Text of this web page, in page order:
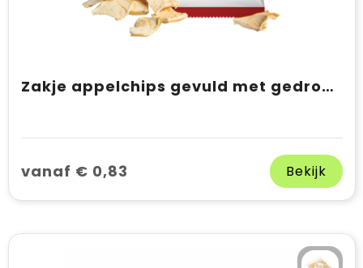
Zakje appelchips gevuld met gedroogde appelchips
vanaf € 0,83 Bekijk